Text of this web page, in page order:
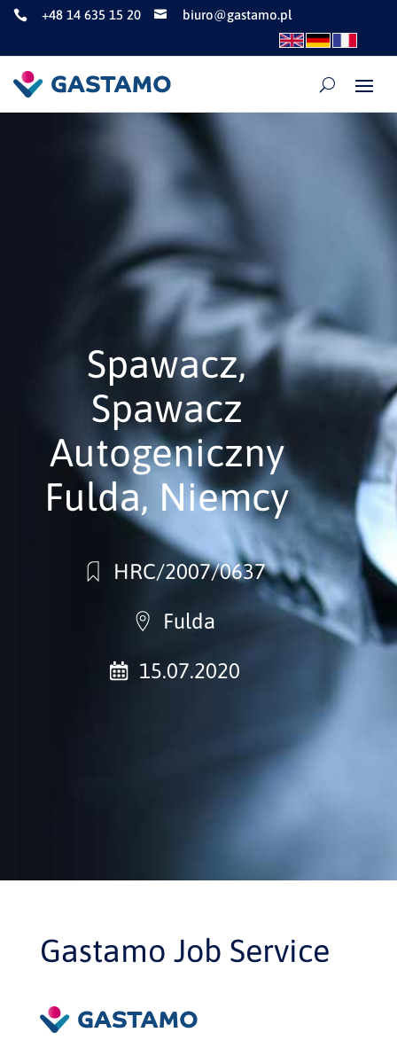
 +48 14 635 15 20  biuro@gastamo.pl
Spawacz,
Spawacz
Autogeniczny
Fulda, Niemcy
HRC/2007/0637
Fulda
15.07.2020
Gastamo Job Service